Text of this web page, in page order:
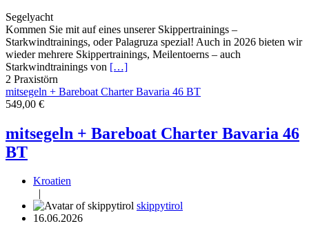
Segelyacht
Kommen Sie mit auf eines unserer Skippertrainings –
Starkwindtrainings, oder Palagruza spezial! Auch in 2026 bieten wir
wieder mehrere Skippertrainings, Meilentoerns – auch
Starkwindtrainings von […]
2 Praxistörn
mitsegeln + Bareboat Charter Bavaria 46 BT
549,00 €
mitsegeln + Bareboat Charter Bavaria 46
BT
Kroatien
|
skippytirol
16.06.2026